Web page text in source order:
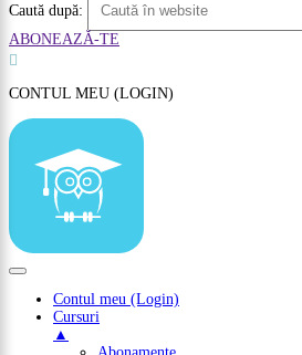
Caută după:
ABONEAZĂ-TE

CONTUL MEU (LOGIN)
Contul meu (Login)
Cursuri
▲